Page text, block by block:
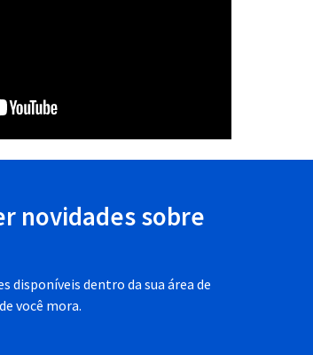
novidades sobre
disponíveis dentro da sua área de
você mora.